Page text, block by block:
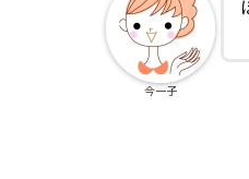
今一子